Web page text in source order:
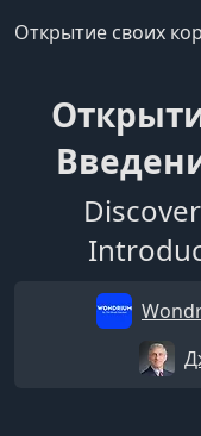
Открытие своих